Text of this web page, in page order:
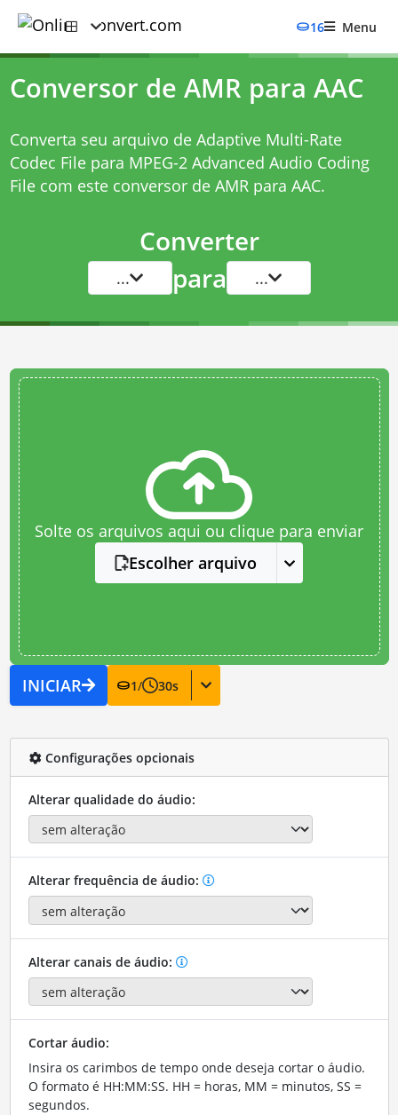
16 Menu
Conversor de AMR para AAC
Converta seu arquivo de Adaptive Multi-Rate
Codec File para MPEG-2 Advanced Audio Coding
File com este conversor de AMR para AAC.
Converter
... para ...
Solte os arquivos aqui ou clique para enviar
Escolher arquivo
INICIAR 1/ 30s
Configurações opcionais
Alterar qualidade do áudio:
Alterar frequência de áudio:
Alterar canais de áudio:
Cortar áudio:
Insira os carimbos de tempo onde deseja cortar o áudio.
O formato é HH:MM:SS. HH = horas, MM = minutos, SS =
segundos.